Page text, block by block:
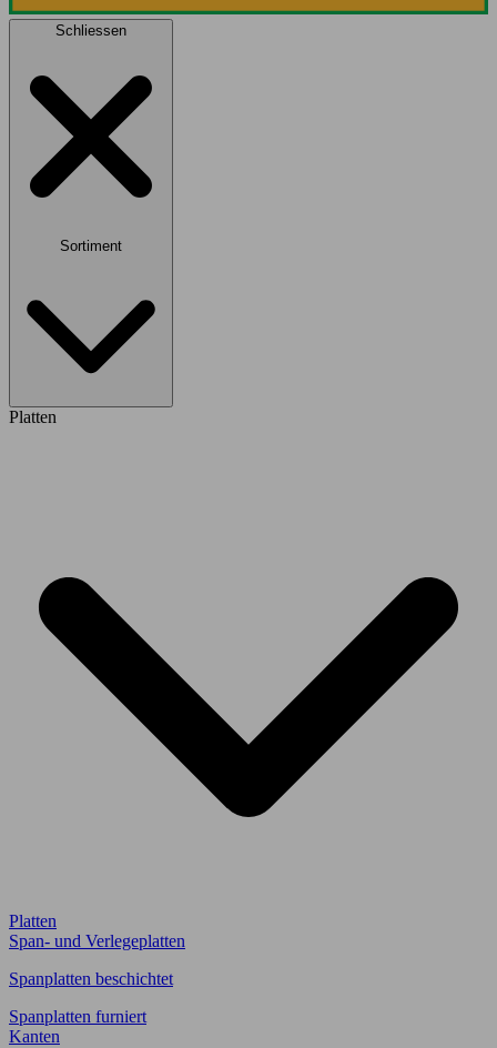
Schliessen
Sortiment
Platten
Platten
Span- und Verlegeplatten
Spanplatten beschichtet
Spanplatten furniert
Kanten